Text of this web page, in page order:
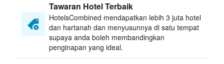
Tawaran Hotel Terbaik
HotelsCombined mendapatkan lebih 3 juta hotel
dan hartanah dan menyusunnya di satu tempat
supaya anda boleh membandingkan
penginapan yang ideal.